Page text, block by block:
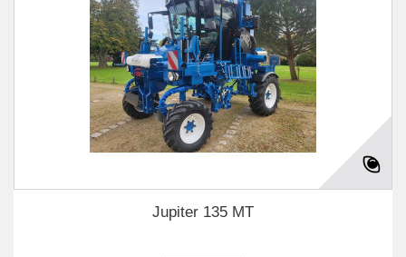
Jupiter 135 MT